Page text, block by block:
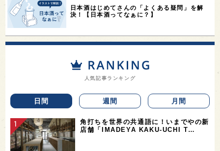
日本酒はじめてさんの「よくある疑問」を解
決！【日本酒ってなぁに？】
人気記事ランキング
日間 週間 月間
角打ちを世界の共通語に！いまでやの新
店舗「IMADEYA KAKU-UCHI T…